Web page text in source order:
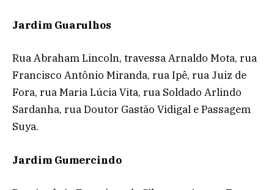
Jardim Guarulhos
Rua Abraham Lincoln, travessa Arnaldo Mota, rua
Francisco Antônio Miranda, rua Ipê, rua Juiz de
Fora, rua Maria Lúcia Vita, rua Soldado Arlindo
Sardanha, rua Doutor Gastão Vidigal e Passagem
Suya.
Jardim Gumercindo